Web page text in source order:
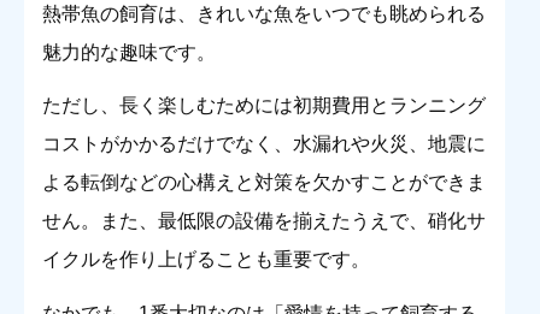
熱帯魚の飼育は、きれいな魚をいつでも眺められる
魅力的な趣味です。
ただし、長く楽しむためには初期費用とランニング
コストがかかるだけでなく、水漏れや火災、地震に
よる転倒などの心構えと対策を欠かすことができま
せん。また、最低限の設備を揃えたうえで、硝化サ
イクルを作り上げることも重要です。